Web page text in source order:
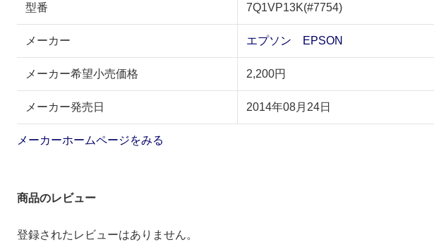
型番 7Q1VP13K(#7754)
メーカー エプソン EPSON
メーカー希望小売価格 2,200円
メーカー発売日 2014年08月24日
メーカーホームページをみる
商品のレビュー
登録されたレビューはありません。